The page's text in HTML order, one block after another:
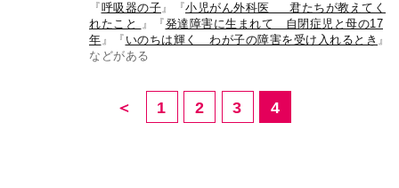
『呼吸器の子』『小児がん外科医 君たちが教えてく
れたこと
』『発達障害に生まれて 自閉症児と母の17
年 』『 いのちは輝く わが子の障害を受け入れるとき 』
などがある
＜ 1 2 3 4